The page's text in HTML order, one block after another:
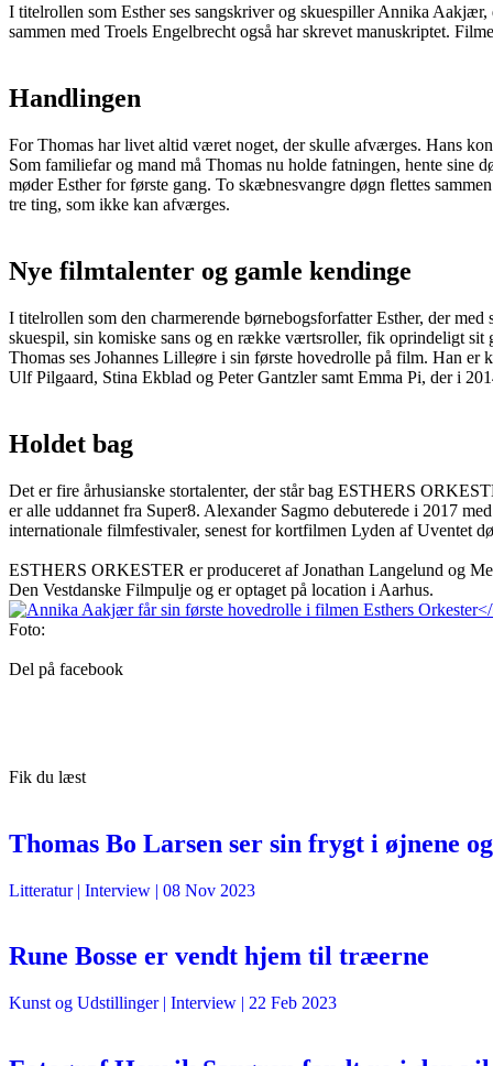
I titelrollen som Esther ses sangskriver og skuespiller Annika
sammen med Troels Engelbrecht også har skrevet manuskriptet.
Handlingen
For Thomas har livet altid været noget, der skulle afværges. Hans
Som familiefar og mand må Thomas nu holde fatningen, hente sine
møder Esther for første gang. To skæbnesvangre døgn flettes
tre ting, som ikke kan afværges.
Nye filmtalenter og gamle kendinge
I titelrollen som den charmerende børnebogsforfatter Esther, der
skuespil, sin komiske sans og en række værtsroller, fik oprindeligt
Thomas ses Johannes Lilleøre i sin første hovedrolle på film. Han
Ulf Pilgaard, Stina Ekblad og Peter Gantzler samt Emma Pi, der i
Holdet bag
Det er fire århusianske stortalenter, der står bag ESTHERS
er alle uddannet fra Super8. Alexander Sagmo debuterede i 2017
internationale filmfestivaler, senest for kortfilmen Lyden af Uventet
ESTHERS ORKESTER er produceret af Jonathan Langelund og
Den Vestdanske Filmpulje og er optaget på location i Aarhus.
Foto:
Del på facebook
Fik du læst
Thomas Bo Larsen ser sin frygt i øjnene
Litteratur| Interview | 08 Nov 2023
Rune Bosse er vendt hjem til træerne
Kunst og Udstillinger| Interview | 22 Feb 2023